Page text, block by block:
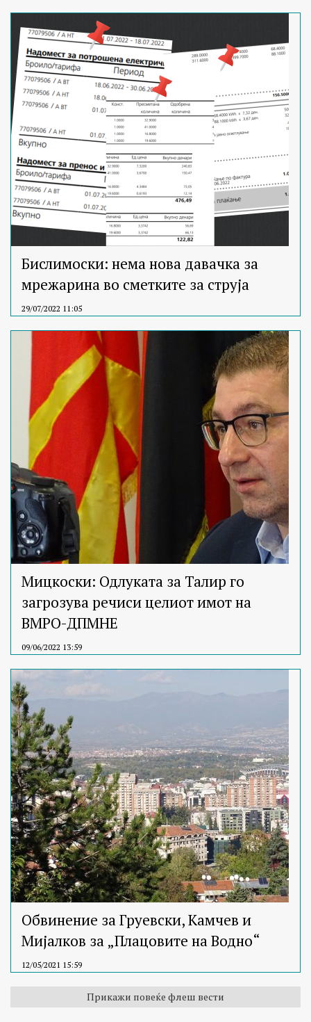
Бислимоски: нема нова давачка за
мрежарина во сметките за струја
29/07/2022 11:05
Мицкоски: Одлуката за Талир го
загрозува речиси целиот имот на
ВМРО-ДПМНЕ
09/06/2022 13:59
Обвинение за Груевски, Камчев и
Мијалков за „Плацовите на Водно“
12/05/2021 15:59
Прикажи повеќе флеш вести